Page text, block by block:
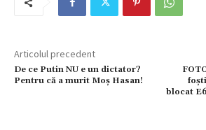
Articolul precedent
De ce Putin NU e un dictator?
Pentru că a murit Moş Hasan!
blocat